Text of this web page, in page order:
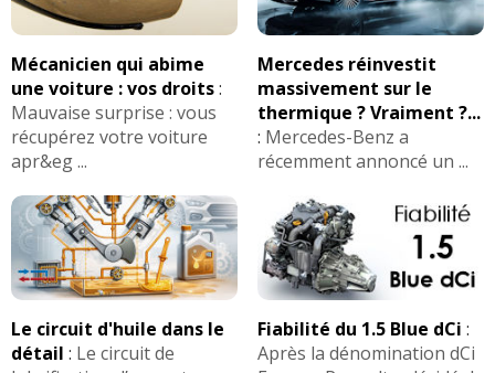
16/20
1.9 TDi 130 ch kilometrage 415000,
année 2003
(0 )
16/20
1.9 TDi 130 ch 200000 km 2004
wembley +
0 )
17/20 1.9 TDi 130 ch )
20/20 1.9 TDi 130 ch 2002 confort plus(0 )
16/20 1.9 TDi 130 ch 220000,2003,match2(0
Mécanicien qui abime
une voiture : vos droits:
Mauvaise surprise : vous
récupérez votre voiture
apr&eg ...
Mercedes réinvestit
massivement sur le
thermique ? Vraiment ?...
: Mercedes-Benz a
récemment annoncé un ...
Le circuit d'huile dans le
détail : Le circuit de
Fiabilité du 1.5 Blue dCi :
Après la dénomination dCi